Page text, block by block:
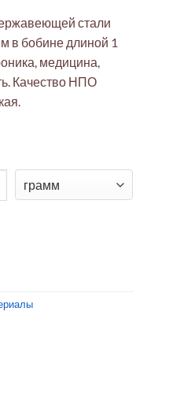
стали
в бобине длиной 1
медицина,
Качество НПО